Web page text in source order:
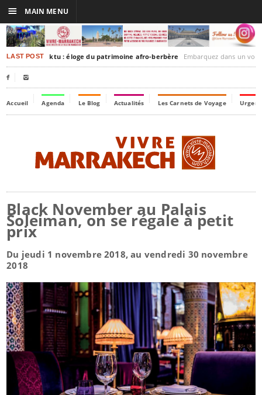
LAST POSTTimbuktu : éloge du patrimoine afro-berbère Embarquez dans un voyage culturel dans le
 
Accueil Agenda Le Blog Actualités Les Carnets de Voyage
Black November au Palais
Soleiman, on se régale à petit
prix
Du jeudi 1 novembre 2018, au vendredi 30 novembre
2018
☰ MAIN MENU